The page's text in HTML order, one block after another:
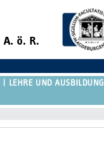
A. ö. R.
LEHRE UND AUSBILDUNG